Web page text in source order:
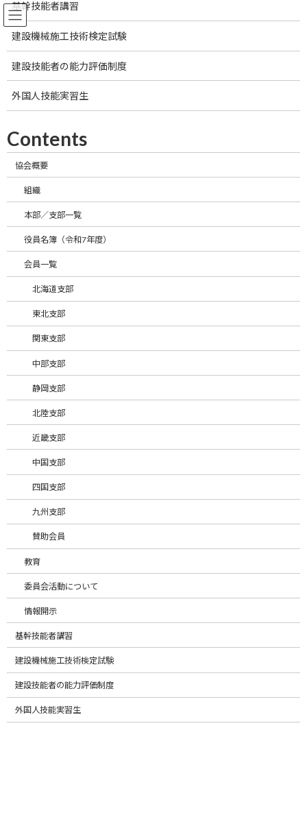
コ
ン
ナ
ビ
工事の機械化・近代化や安全の確保、合理化の推進、国内外の技能・技術者
に、機械土工工事に関する施工技術や労働生産性を向上させ、コストを縮減
し、より良い建設サービスに努めてまいります。
一般社団法人日本機械土工協会は工事の機械化・近代化や安全
の確保、合理化の推進、国内外の技能・技術者の育成や福祉の増
進等の事業を通じて建設事業の進歩改善に寄与するとともに、機
械土工工事に関する施工技術や労働生産性を向上させ、コストを
縮減し、より良い建設サービスに努めてまいります。
お知らせ
2026年8月3日
8/29・30 東京開催 建設特定技能２号評価試験対策 テキスト理
解度向上講習 のご案内
2026年8月3日
令和８年度建設機械施工管理技術検定試験(実地)受験準備講習会の
受付を開始いたしました
2026年7月25日
8/1・2 仙台開催 建設特定技能２号評価試験対策 テキスト理解
度向上講習 のご案内
2026年7月22日
令和8年度建設機械施工管理技術検定試験(実地)受験準備講習会の
日程等を更新いたしました。
2026年7月2日 未分類
2026年6月 登録機械土工基幹技能者講習 公共交通機関の運休で
来場できなかった方
2026年7月1日
2026年9月実施 登録土工基幹技能者講習の募集を開始しました。
外国人材の活用について
基幹技能者講習
建設機械施工技術検定試験
建設技能者の能力評価制度
外国人技能実習生
Contents
協会概要
組織
本部／支部一覧
役員名簿（令和7年度）
会員一覧
北海道支部
東北支部
関東支部
中部支部
静岡支部
北陸支部
近畿支部
中国支部
四国支部
九州支部
賛助会員
教育
委員会活動について
情報開示
基幹技能者講習
建設機械施工技術検定試験
建設技能者の能力評価制度
外国人技能実習生